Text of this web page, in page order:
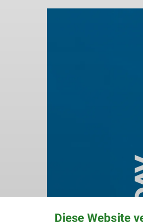
Diese Website